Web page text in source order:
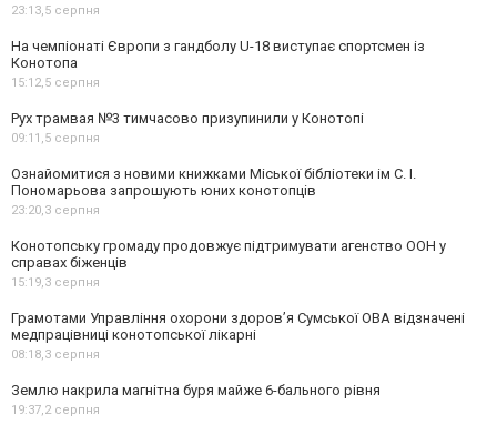
23:13,5 серпня
На чемпіонаті Європи з гандболу U-18 виступає спортсмен із
Конотопа
15:12,5 серпня
Рух трамвая №3 тимчасово призупинили у Конотопі
09:11,5 серпня
Ознайомитися з новими книжками Міської бібліотеки ім С. І.
Пономарьова запрошують юних конотопців
23:20,3 серпня
Конотопську громаду продовжує підтримувати агенство ООН у
справах біженців
15:19,3 серпня
Грамотами Управління охорони здоров’я Сумської ОВА відзначені
медпрацівниці конотопської лікарні
08:18,3 серпня
Землю накрила магнітна буря майже 6-бального рівня
19:37,2 серпня